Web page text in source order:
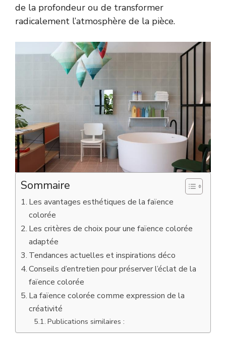
de la profondeur ou de transformer
radicalement l’atmosphère de la pièce.
Sommaire
Les avantages esthétiques de la faïence
colorée
Les critères de choix pour une faïence colorée
adaptée
Tendances actuelles et inspirations déco
Conseils d’entretien pour préserver l’éclat de la
faïence colorée
La faïence colorée comme expression de la
créativité
Publications similaires :